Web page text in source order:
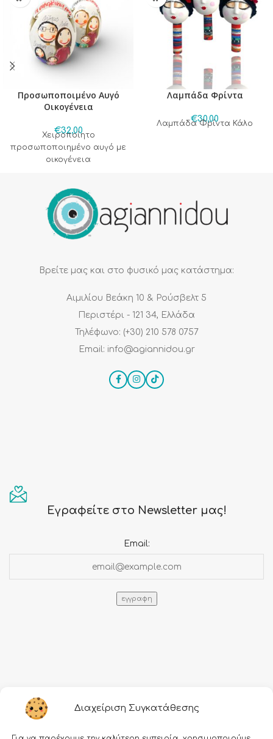
Διαχείριση Συγκατάθεσης
Προσωποποιμένο Αυγό
Οικογένεια
€32,00
Χειροποίητο
προσωποποιημένο αυγό με
οικογένεια
Λαμπάδα Φρίντα
€30,00
Λαμπάδα Φρίντα Κάλο
Βρείτε μας και στο φυσικό μας κατάστημα:
Αιμιλίου Βεάκη 10 & Ρούσβελτ 5
Περιστέρι - 121 34, Ελλάδα
Τηλέφωνο: (+30) 210 578 0757
Email: info@agiannidou.gr
Εγραφείτε στο Newsletter μας!
Email:
Πληροφορίες